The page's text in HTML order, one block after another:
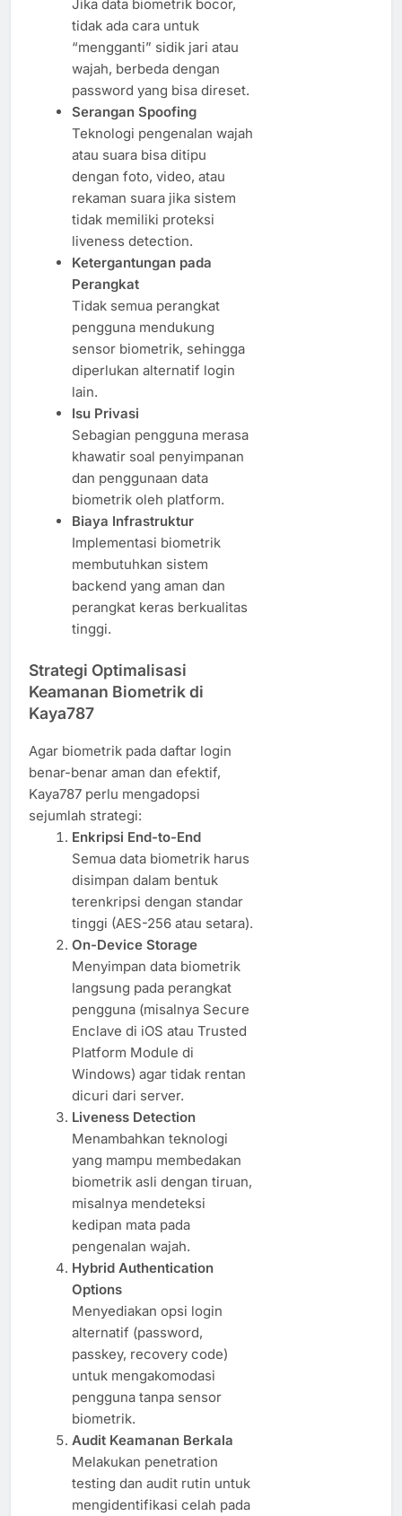
Jika data biometrik bocor,
tidak ada cara untuk
“mengganti” sidik jari atau
wajah, berbeda dengan
password yang bisa direset.
Serangan Spoofing
Teknologi pengenalan wajah
atau suara bisa ditipu
dengan foto, video, atau
rekaman suara jika sistem
tidak memiliki proteksi
liveness detection.
Ketergantungan pada
Perangkat
Tidak semua perangkat
pengguna mendukung
sensor biometrik, sehingga
diperlukan alternatif login
lain.
Isu Privasi
Sebagian pengguna merasa
khawatir soal penyimpanan
dan penggunaan data
biometrik oleh platform.
Biaya Infrastruktur
Implementasi biometrik
membutuhkan sistem
backend yang aman dan
perangkat keras berkualitas
tinggi.
Strategi Optimalisasi
Keamanan Biometrik di
Kaya787
Agar biometrik pada daftar login
benar-benar aman dan efektif,
Kaya787 perlu mengadopsi
sejumlah strategi:
Enkripsi End-to-End
Semua data biometrik harus
disimpan dalam bentuk
terenkripsi dengan standar
tinggi (AES-256 atau setara).
On-Device Storage
Menyimpan data biometrik
langsung pada perangkat
pengguna (misalnya Secure
Enclave di iOS atau Trusted
Platform Module di
Windows) agar tidak rentan
dicuri dari server.
Liveness Detection
Menambahkan teknologi
yang mampu membedakan
biometrik asli dengan tiruan,
misalnya mendeteksi
kedipan mata pada
pengenalan wajah.
Hybrid Authentication
Options
Menyediakan opsi login
alternatif (password,
passkey, recovery code)
untuk mengakomodasi
pengguna tanpa sensor
biometrik.
Audit Keamanan Berkala
Melakukan penetration
testing dan audit rutin untuk
mengidentifikasi celah pada